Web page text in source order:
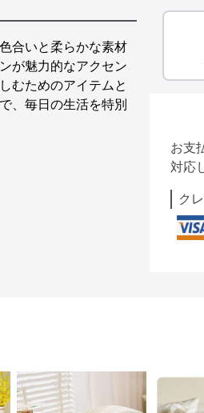
合いと柔らかな素材
が魅力的なアクセン
むためのアイテムと
、毎日の生活を特別
お支
対応
ク